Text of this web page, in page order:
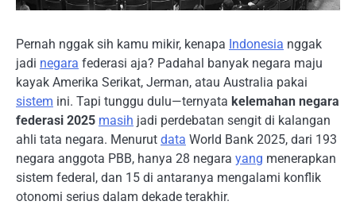
Pernah nggak sih kamu mikir, kenapa Indonesia nggak
jadi negara federasi aja? Padahal banyak negara maju
kayak Amerika Serikat, Jerman, atau Australia pakai
sistem ini. Tapi tunggu dulu—ternyata kelemahan negara
federasi 2025 masih jadi perdebatan sengit di kalangan
ahli tata negara. Menurut data World Bank 2025, dari 193
negara anggota PBB, hanya 28 negara yang menerapkan
sistem federal, dan 15 di antaranya mengalami konflik
otonomi serius dalam dekade terakhir.